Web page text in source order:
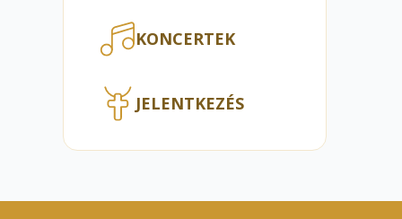
KONCERTEK
JELENTKEZÉS